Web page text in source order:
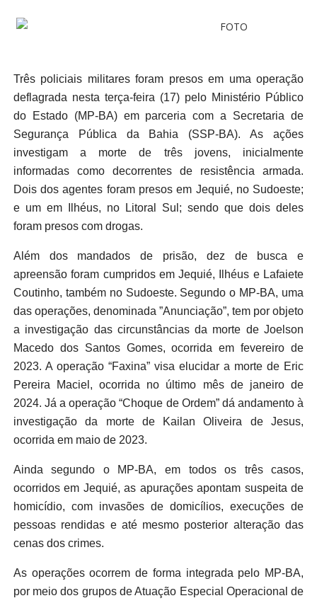
Três policiais militares foram presos em uma operação
deflagrada nesta terça-feira (17) pelo Ministério Público
do Estado (MP-BA) em parceria com a Secretaria de
Segurança Pública da Bahia (SSP-BA). As ações
investigam a morte de três jovens, inicialmente
informadas como decorrentes de resistência armada.
Dois dos agentes foram presos em Jequié, no Sudoeste;
e um em Ilhéus, no Litoral Sul; sendo que dois deles
foram presos com drogas.
Além dos mandados de prisão, dez de busca e
apreensão foram cumpridos em Jequié, Ilhéus e Lafaiete
Coutinho, também no Sudoeste. Segundo o MP-BA, uma
das operações, denominada ”Anunciação”, tem por objeto
a investigação das circunstâncias da morte de Joelson
Macedo dos Santos Gomes, ocorrida em fevereiro de
2023. A operação “Faxina” visa elucidar a morte de Eric
Pereira Maciel, ocorrida no último mês de janeiro de
2024. Já a operação “Choque de Ordem” dá andamento à
investigação da morte de Kailan Oliveira de Jesus,
ocorrida em maio de 2023.
Ainda segundo o MP-BA, em todos os três casos,
ocorridos em Jequié, as apurações apontam suspeita de
homicídio, com invasões de domicílios, execuções de
pessoas rendidas e até mesmo posterior alteração das
cenas dos crimes.
As operações ocorrem de forma integrada pelo MP-BA,
por meio dos grupos de Atuação Especial Operacional de